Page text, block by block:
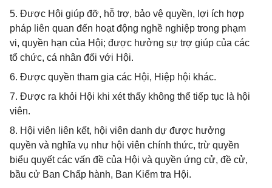
5. Được Hội giúp đỡ, hỗ trợ, bảo vệ quyền, lợi ích hợp
pháp liên quan đến hoạt động nghề nghiệp trong phạm
vi, quyền hạn của Hội; được hưởng sự trợ giúp của các
tổ chức, cá nhân đối với Hội.
6. Được quyền tham gia các Hội, Hiệp hội khác.
7. Được ra khỏi Hội khi xét thấy không thể tiếp tục là hội
viên.
8. Hội viên liên kết, hội viên danh dự được hưởng
quyền và nghĩa vụ như hội viên chính thức, trừ quyền
biểu quyết các vấn đề của Hội và quyền ứng cử, đề cử,
bầu cử Ban Chấp hành, Ban Kiểm tra Hội.